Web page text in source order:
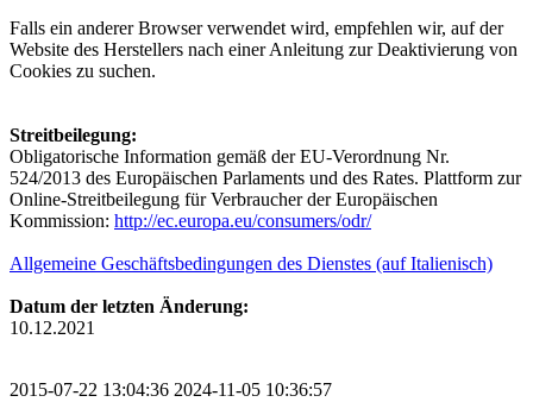
Falls ein anderer Browser verwendet wird, empfehlen wir, auf der
Website des Herstellers nach einer Anleitung zur Deaktivierung von
Cookies zu suchen.
Streitbeilegung:
Obligatorische Information gemäß der EU-Verordnung Nr.
524/2013 des Europäischen Parlaments und des Rates. Plattform zur
Online-Streitbeilegung für Verbraucher der Europäischen
Kommission: http://ec.europa.eu/consumers/odr/
Allgemeine Geschäftsbedingungen des Dienstes (auf Italienisch)
Datum der letzten Änderung:
10.12.2021
2015-07-22 13:04:36 2024-11-05 10:36:57